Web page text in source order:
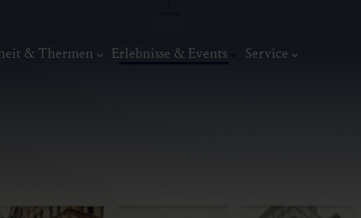
& Thermen Erlebnisse & Events Service